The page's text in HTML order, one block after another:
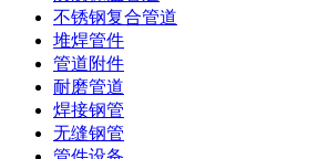
不锈钢复合管道
堆焊管件
管道附件
耐磨管道
焊接钢管
无缝钢管